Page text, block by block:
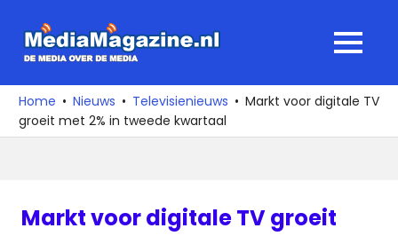
naar
media
over
de
MENU
Home Nieuws Televisienieuws
Markt voor digitale TV
groeit met 2% in tweede kwartaal
Markt voor digitale TV groeit